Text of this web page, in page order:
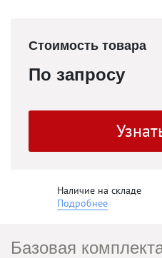
Стоимость товара
По запросу
Наличие на складе
Подробнее
Базовая